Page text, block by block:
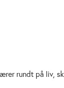
rundt på liv,